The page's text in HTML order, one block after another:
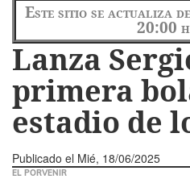
Este sitio se actualiza
20:00
Lanza
primera
estadio de
Publicado el Mié, 18/06/2025
EL PORVENIR